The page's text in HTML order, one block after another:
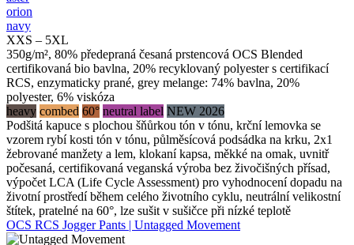
orion
navy
XXS – 5XL
350g/m², 80% předepraná česaná prstencová OCS Blended
certifikovaná bio bavlna, 20% recyklovaný polyester s certifikací
RCS, enzymaticky prané, grey melange: 74% bavlna, 20%
polyester, 6% viskóza
heavy combed 60° neutral label NEW 2026
Podšitá kapuce s plochou šňůrkou tón v tónu, krční lemovka se
vzorem rybí kosti tón v tónu, půlměsícová podsádka na krku, 2x1
žebrované manžety a lem, klokaní kapsa, měkké na omak, uvnitř
počesaná, certifikovaná veganská výroba bez živočišných přísad,
výpočet LCA (Life Cycle Assessment) pro vyhodnocení dopadu na
životní prostředí během celého životního cyklu, neutrální velikostní
štítek, pratelné na 60°, lze sušit v sušičce při nízké teplotě
OCS RCS Jogger Pants | Untagged Movement